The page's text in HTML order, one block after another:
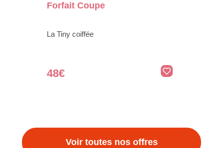
Forfait Coupe
La Tiny coiffée
48€
Voir toutes nos offres